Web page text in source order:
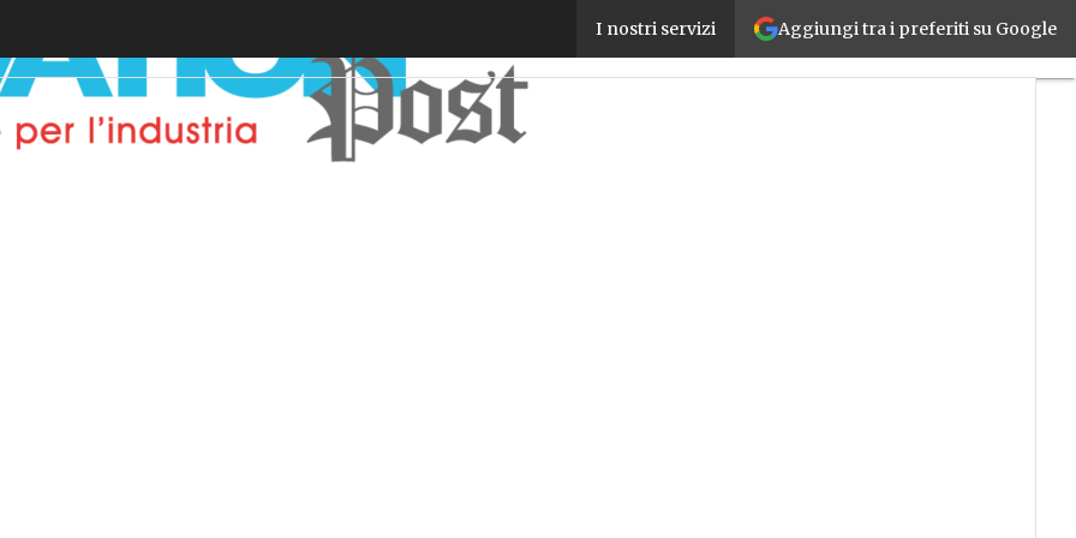
Aggiungi tra i preferiti su Google
I nostri servizi
Faurecia Automotive Slovakia abbatte i costi di